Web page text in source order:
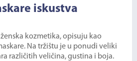
iskustva
kozmetika, opisuju kao
Na tržištu je u ponudi veliki
različitih veličina, gustina i boja.